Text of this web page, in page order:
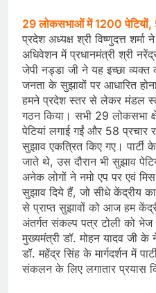
29 लोकसभाओं में 1200 पेटियों,
प्रदेश अध्यक्ष श्री विष्णुदत्त शर्मा
अधिवेशन में प्रधानमंत्री श्री
जेपी नड्डा जी ने यह इच्छा व्यक्त
जनता के सुझावों पर आधारित
हमने प्रदेश स्तर से लेकर मंडल
गठन किया। सभी 29 लोकसभा
पेटियां लगाई गईं और 58 प्रचार
सुझाव एकत्रित किए गए। पार्टी
जाते थे, उस दौरान भी सुझाव
अनेक लोगों ने नमो एप पर एवं
सुझाव दिये हैं, जो सीधे केंद्रीय
से प्राप्त सुझावों को आज हम
अंतर्गत संकल्प पत्र टोली को भेज
मुख्यमंत्री डॉ. मोहन यादव जी के
डॉ. महेंद्र सिंह के मार्गदर्शन में
संकलन के लिए लगातार प्रयास